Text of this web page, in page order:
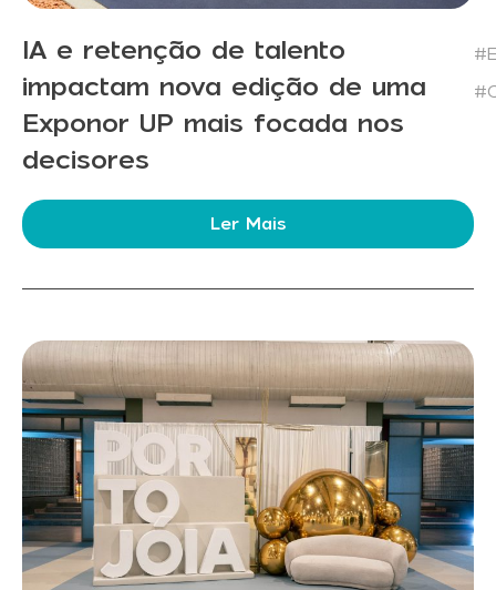
IA e retenção de talento
impactam nova edição de uma
Exponor UP mais focada nos
decisores
Ler Mais